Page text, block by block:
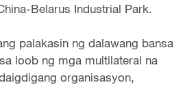
Belarus Industrial Park.
palakasin ng dalawang bansa
loob ng mga multilateral na
organisasyon,